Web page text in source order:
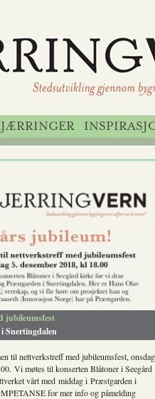
jubileumsfest
i Snertingdalen
til nettverkstreff med jubileumsfest,
Vi møtes til konserten Blåtoner i Seegård
vårt med middag i Præstgarden i
for mer info og påmelding